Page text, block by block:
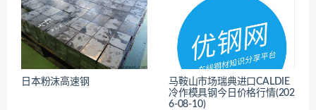
<
日本粉沫高速钢
马鞍山市场瑞典进口CALDIE
冷作模具钢今日价格行情(202
6-08-10)